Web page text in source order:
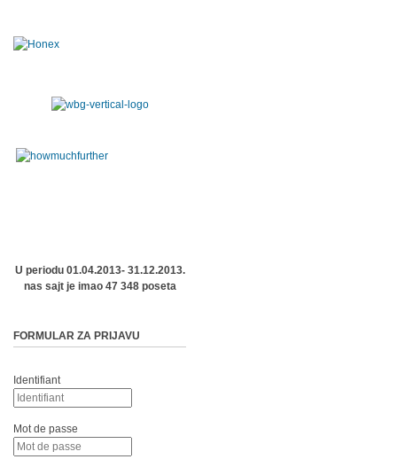
U periodu 01.04.2013- 31.12.2013.
nas sajt je imao 47 348 poseta
FORMULAR ZA PRIJAVU
Identifiant
Mot de passe